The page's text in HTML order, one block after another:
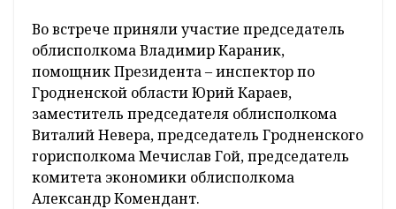
Во встрече приняли участие председатель
облисполкома Владимир Караник,
помощник Президента – инспектор по
Гродненской области Юрий Караев,
заместитель председателя облисполкома
Виталий Невера, председатель Гродненского
горисполкома Мечислав Гой, председатель
комитета экономики облисполкома
Александр Комендант.